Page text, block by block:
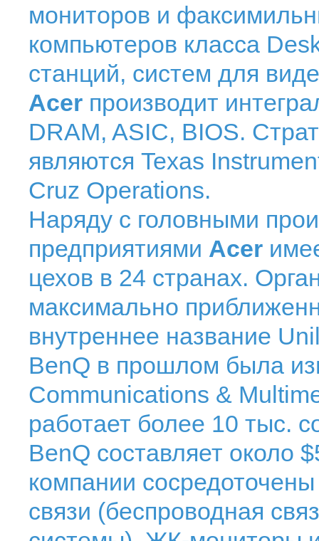
мониторов и
компьютеров класса
станций, систем для
Acer производит
DRAM, ASIC, BIOS.
являются Texas
Cruz Operations.
Наряду с головными
предприятиями Acer
цехов в 24 странах.
максимально
внутреннее название
BenQ в прошлом была
Communications &
работает более 10 тыс.
BenQ составляет около
компании
связи (беспроводная